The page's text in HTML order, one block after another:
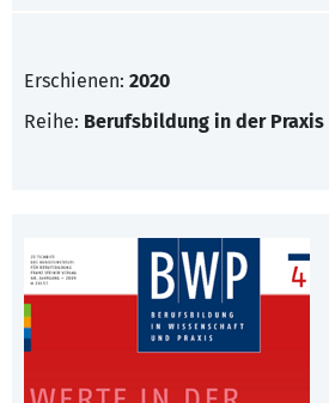
Erschienen: 2020
Reihe: Berufsbildung in der